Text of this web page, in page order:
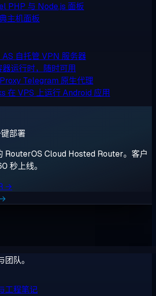
PHP 与 Node.js 面板
主机面板
自托管 VPN 服务器
器运行时，随时可用
Telegram 原生代理
在 VPS 上运行 Android 应用
部署
RouterOS Cloud Hosted Router。客户
秒上线。
→
队。
工程笔记